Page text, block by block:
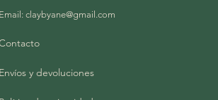
Email:claybyane@gmail.com
Envíos y devoluciones